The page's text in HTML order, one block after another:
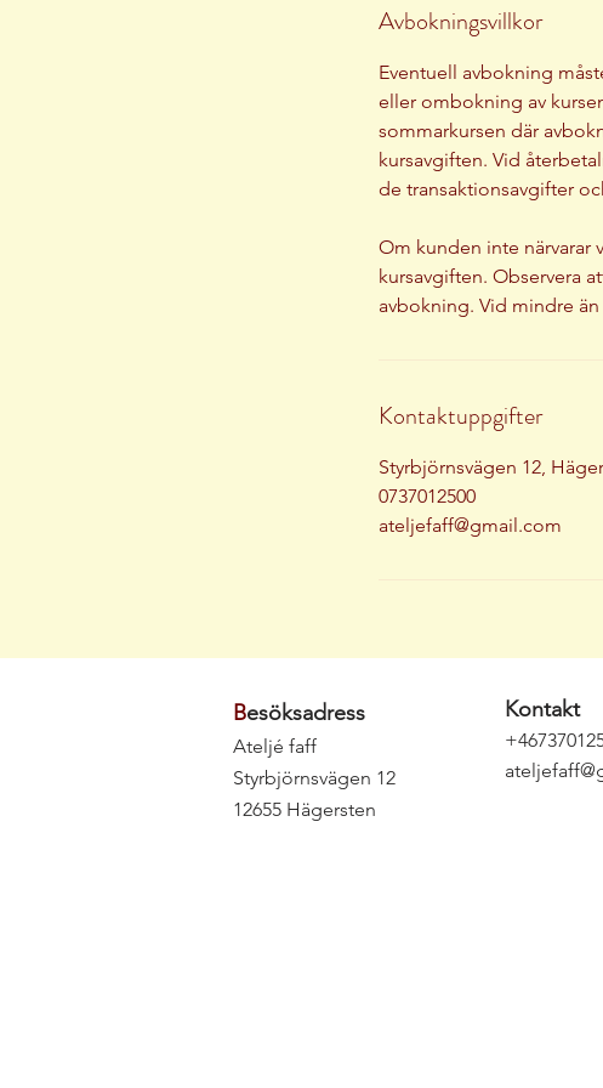
Avbokningsvillkor
Eventuell avbokning
eller ombokning av
sommarkursen där
kursavgiften. Vid
de transaktionsavgifter
Om kunden inte närvarar
kursavgiften. Observera
Kontaktuppgifter
Styrbjörnsvägen 12,
0737012500
ateljefaff@gmail.com
Besöksadress
Ateljé faff
Styrbjörnsvägen 12
12655 Hägersten
Kontakt